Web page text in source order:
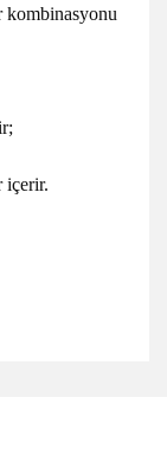
içerir.